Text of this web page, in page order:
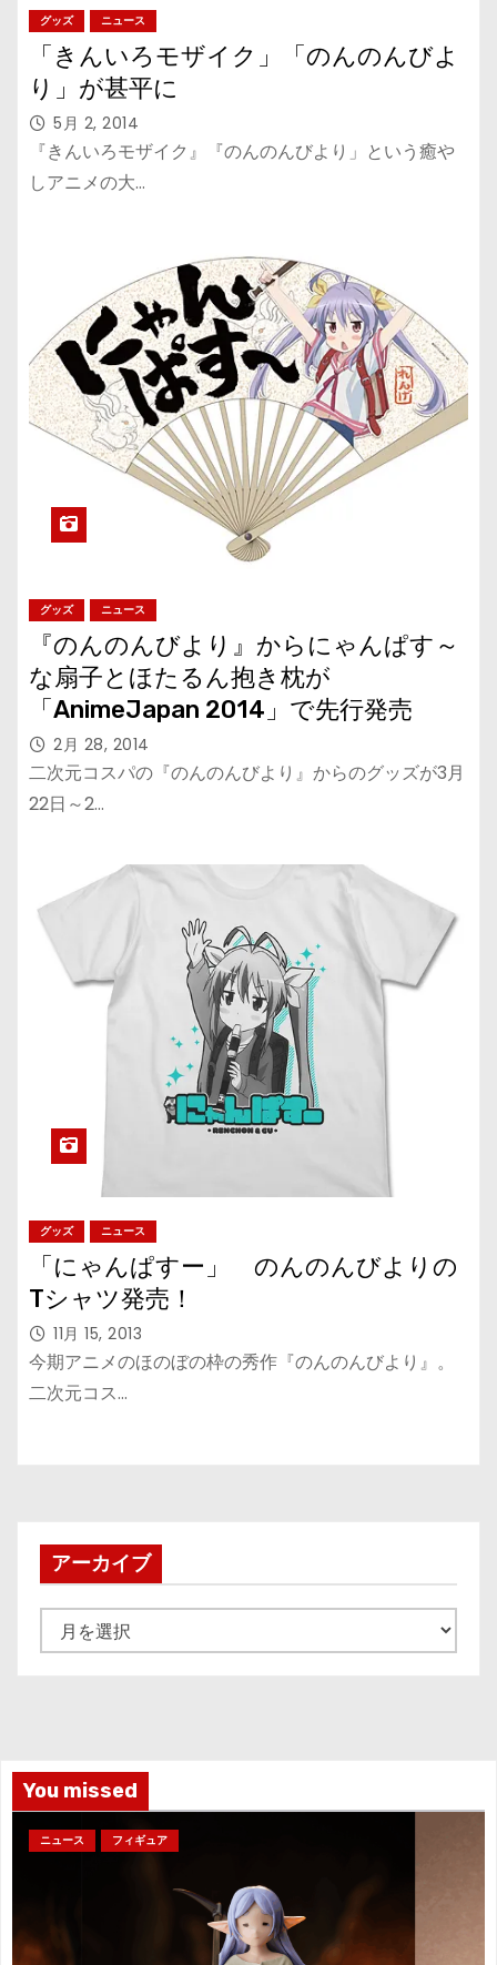
グッズ ニュース
「きんいろモザイク」「のんのんびよ
り」が甚平に
5月 2, 2014
『きんいろモザイク』『のんのんびより」という癒や
しアニメの大…
グッズ ニュース
『のんのんびより』からにゃんぱす～
な扇子とほたるん抱き枕が
「AnimeJapan 2014」で先行発売
2月 28, 2014
二次元コスパの『のんのんびより』からのグッズが3月
22日～2…
グッズ ニュース
「にゃんぱすー」 のんのんびよりの
Tシャツ発売！
11月 15, 2013
今期アニメのほのぼの枠の秀作『のんのんびより』。
二次元コス…
アーカイブ
ー
You missed
ニュース フィギュア